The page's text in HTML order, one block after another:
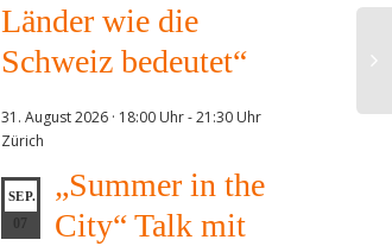
Länder wie die
Schweiz bedeutet“
31. August 2026 · 18:00 Uhr-21:30 Uhr
Zürich
SEP.
07
„Summer in the
City“ Talk mit